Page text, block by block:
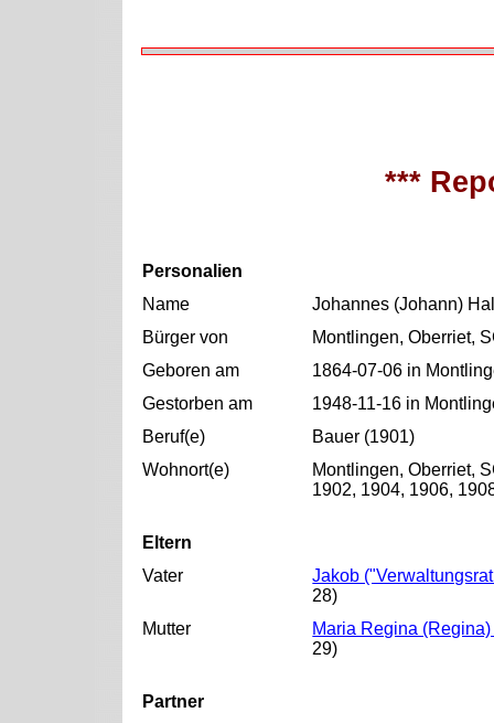
***
Personalien
Name
Johannes (Johann)
Bürger von
Montlingen, Oberriet,
Geboren am
1864-07-06 in
Gestorben am
1948-11-16 in
Beruf(e)
Bauer (1901)
Wohnort(e)
Montlingen, Oberriet,
1902, 1904, 1906,
Eltern
Vater
Jakob
28)
Mutter
Maria Regina
29)
Partner